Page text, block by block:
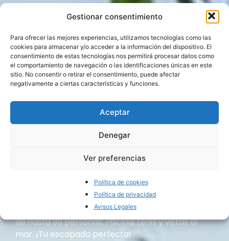
Gestionar consentimiento
Para ofrecer las mejores experiencias, utilizamos tecnologías como las
cookies para almacenar y/o acceder a la información del dispositivo. El
consentimiento de estas tecnologías nos permitirá procesar datos como
el comportamiento de navegación o las identificaciones únicas en este
sitio. No consentir o retirar el consentimiento, puede afectar
negativamente a ciertas características y funciones.
Aceptar
Denegar
Ver preferencias
Política de cookies
Política de privacidad
Avisos Legales
Cortijo
Amaya
Descubre Cortijo Amaya, tu refugio rural en
Málaga. Encantador cortijo andaluz para grupos
de hasta 35 personas. Piscina, tenis y vistas al
mar. ¡Tu escapada perfecta!